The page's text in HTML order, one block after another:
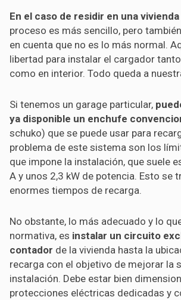
En el caso de residir en una
proceso es más sencillo, pero
en cuenta que no es lo más normal.
libertad para instalar el cargador
como en interior. Todo queda a
Si tenemos un garage particular,
ya disponible un enchufe
schuko) que se puede usar para
problema de este sistema son los
que impone la instalación, que suele
A y unos 2,3 kW de potencia. Esto se
enormes tiempos de recarga.
No obstante, lo más adecuado y lo
normativa, es instalar un circuito
contador de la vivienda hasta la
recarga con el objetivo de mejorar la
instalación. Debe estar bien
protecciones eléctricas dedicadas y